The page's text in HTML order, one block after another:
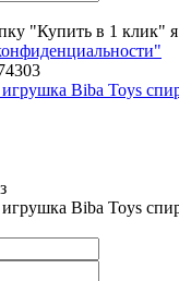
"Купить в 1 клик" я
Biba Toys
Biba Toys